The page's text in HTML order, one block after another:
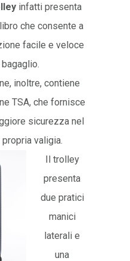
infatti presenta
che consente a
facile e veloce
inoltre, contiene
TSA, che fornisce
sicurezza nel
valigia.
Il trolley
presenta
due pratici
manici
laterali e
una